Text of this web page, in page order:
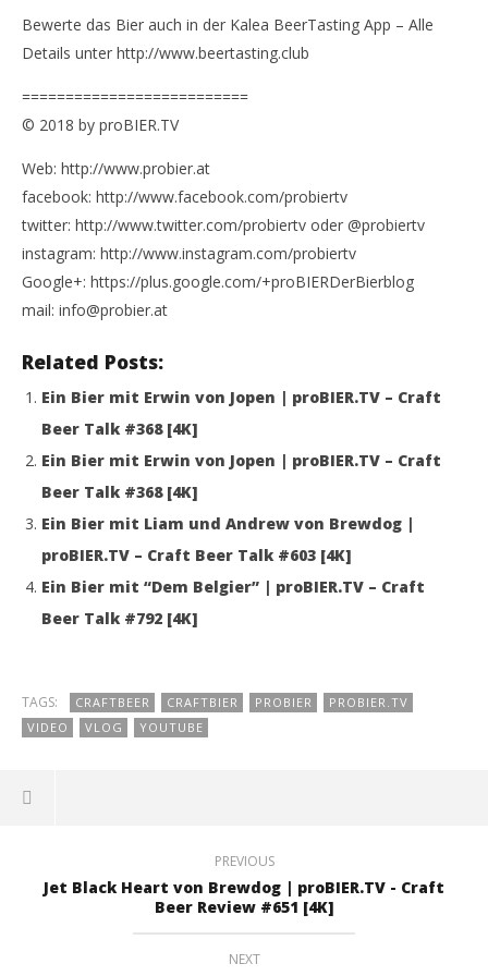
Bewerte das Bier auch in der Kalea BeerTasting App – Alle
Details unter http://www.beertasting.club
==========================
© 2018 by proBIER.TV
Web: http://www.probier.at
facebook: http://www.facebook.com/probiertv
twitter: http://www.twitter.com/probiertv oder @probiertv
instagram: http://www.instagram.com/probiertv
Google+: https://plus.google.com/+proBIERDerBierblog
mail: info@probier.at
Related Posts:
Ein Bier mit Erwin von Jopen | proBIER.TV – Craft
Beer Talk #368 [4K]
Ein Bier mit Erwin von Jopen | proBIER.TV – Craft
Beer Talk #368 [4K]
Ein Bier mit Liam und Andrew von Brewdog |
proBIER.TV – Craft Beer Talk #603 [4K]
Ein Bier mit “Dem Belgier” | proBIER.TV – Craft
Beer Talk #792 [4K]
TAGS: CRAFTBEER CRAFTBIER PROBIER
PROBIER.TV
VIDEO
VLOG YOUTUBE
PREVIOUS
Jet Black Heart von Brewdog | proBIER.TV - Craft
Beer Review #651 [4K]
NEXT